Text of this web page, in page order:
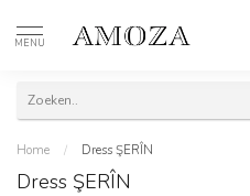
MENU
Home / Dress ŞERÎN
Dress ŞERÎN